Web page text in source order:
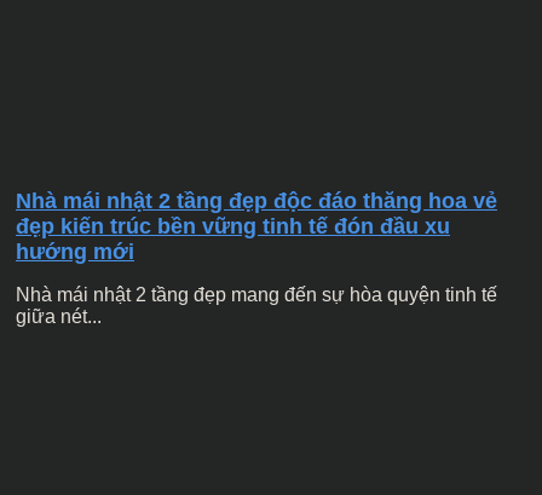
Nhà mái nhật 2 tầng đẹp độc đáo thăng hoa vẻ
đẹp kiến trúc bền vững tinh tế đón đầu xu
hướng mới
Nhà mái nhật 2 tầng đẹp mang đến sự hòa quyện tinh tế
giữa nét...